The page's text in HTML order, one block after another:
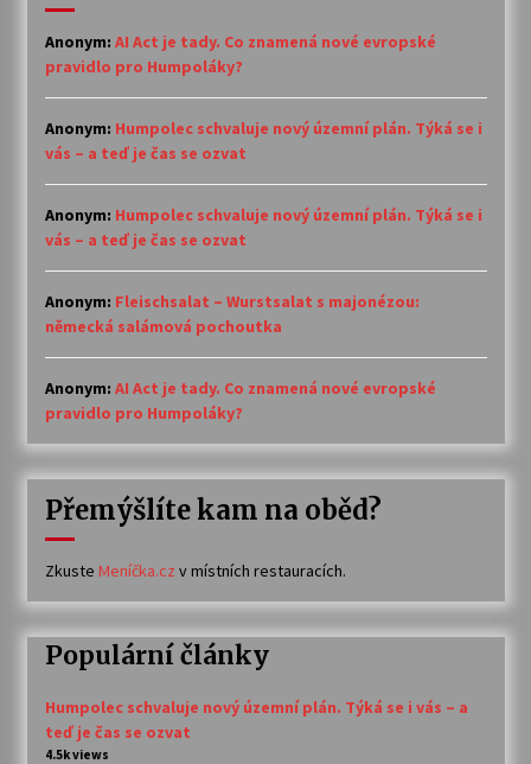
Anonym: AI Act je tady. Co znamená nové evropské
pravidlo pro Humpoláky?
Anonym: Humpolec schvaluje nový územní plán. Týká se i
vás – a teď je čas se ozvat
Anonym: Humpolec schvaluje nový územní plán. Týká se i
vás – a teď je čas se ozvat
Anonym: Fleischsalat – Wurstsalat s majonézou:
německá salámová pochoutka
Anonym: AI Act je tady. Co znamená nové evropské
pravidlo pro Humpoláky?
Přemýšlíte kam na oběd?
Zkuste Meníčka.cz v místních restauracích.
Populární články
Humpolec schvaluje nový územní plán. Týká se i vás – a
teď je čas se ozvat
4.5k views